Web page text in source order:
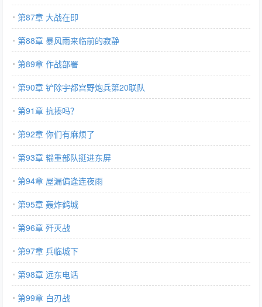
第87章 大战在即
第88章 暴风雨来临前的寂静
第89章 作战部署
第90章 铲除宇都宫野炮兵第20联队
第91章 抗揍吗？
第92章 你们有麻烦了
第93章 辎重部队挺进东屏
第94章 屋漏偏逢连夜雨
第95章 轰炸鹤城
第96章 歼灭战
第97章 兵临城下
第98章 远东电话
第99章 白刃战